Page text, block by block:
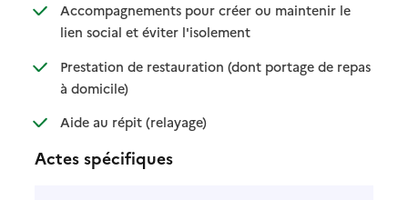
Accompagnements pour créer ou maintenir le
lien social et éviter l'isolement: disponible
: non disponible
Prestation de restauration (dont portage de repas
à domicile): disponible
: non disponible
Aide au répit (relayage): disponible
: non disponible
Actes spécifiques